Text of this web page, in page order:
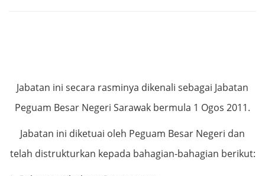
Jabatan ini secara rasminya dikenali sebagai Jabatan
Peguam Besar Negeri Sarawak bermula 1 Ogos 2011.
Jabatan ini diketuai oleh Peguam Besar Negeri dan
telah distrukturkan kepada bahagian-bahagian berikut: